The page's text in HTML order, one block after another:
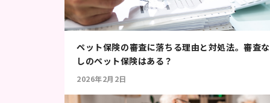
ペット保険の審査に落ちる理由と対処法。審査な
しのペット保険はある？
2026年2月2日